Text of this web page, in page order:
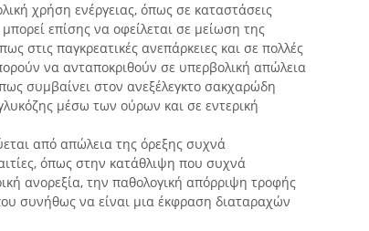
χρήση ενέργειας, όπως σε καταστάσεις
επίσης να οφείλεται σε μείωση της
στις παγκρεατικές ανεπάρκειες και σε πολλές
να ανταποκριθούν σε υπερβολική απώλεια
συμβαίνει στον ανεξέλεγκτο σακχαρώδη
μέσω των ούρων και σε εντερική
από απώλεια της όρεξης συχνά
όπως στην κατάθλιψη που συχνά
ανορεξία, την παθολογική απόρριψη τροφής
συνήθως να είναι μια έκφραση διαταραχών